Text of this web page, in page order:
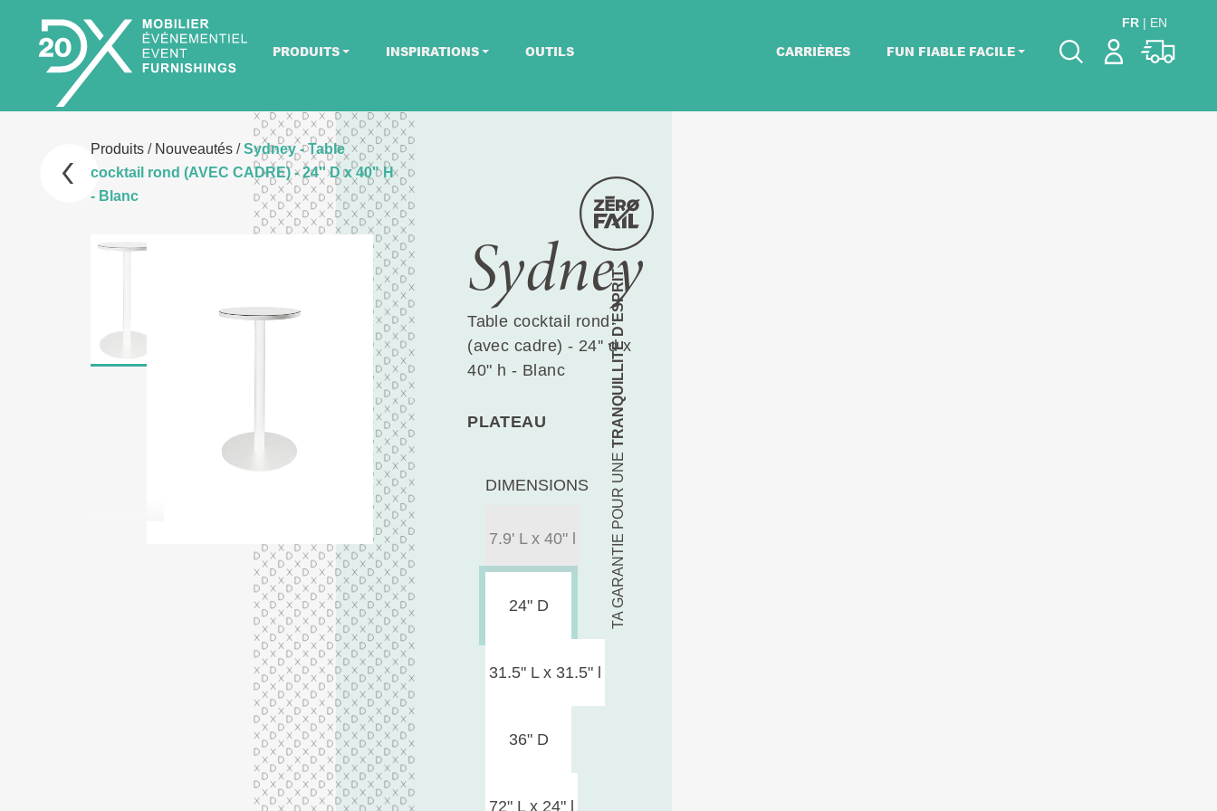
PRODUITS INSPIRATIONS OUTILS CARRIÈRES FUN FIABLE FACILE
FR| EN
Produits/ Nouveautés/Sydney - Table
cocktail rond (AVEC CADRE) - 24'' D x 40" H
- Blanc
TA GARANTIE POUR UNE
TRANQUILLITÉ D’ESPRIT
Sydney
Table cocktail rond
(avec cadre) - 24'' d x
40" h - Blanc
PLATEAU
DIMENSIONS
7.9' L x 40" l
24" D
31.5" L x 31.5" l
36" D
72" L x 24" l